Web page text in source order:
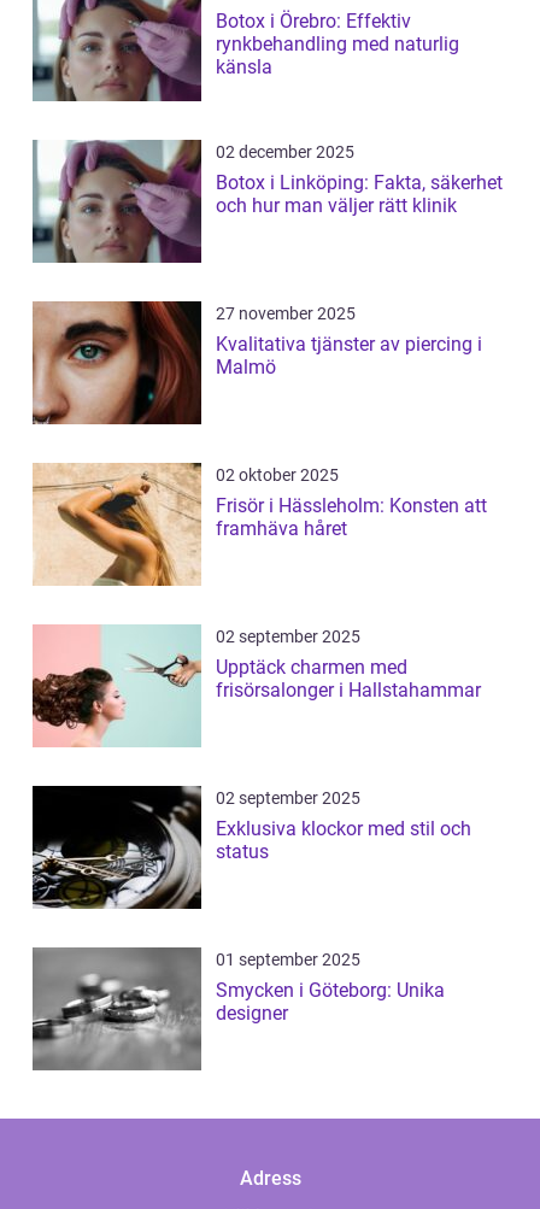
Botox i Örebro: Effektiv
rynkbehandling med naturlig
känsla
02 december 2025
Botox i Linköping: Fakta, säkerhet
och hur man väljer rätt klinik
27 november 2025
Kvalitativa tjänster av piercing i
Malmö
02 oktober 2025
Frisör i Hässleholm: Konsten att
framhäva håret
02 september 2025
Upptäck charmen med
frisörsalonger i Hallstahammar
02 september 2025
Exklusiva klockor med stil och
status
01 september 2025
Smycken i Göteborg: Unika
designer
Adress